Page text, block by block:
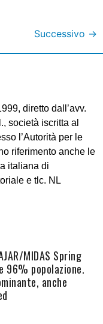
Successivo →
diretto dall’avv.
società iscritta al
l’Autorità per le
riferimento anche le
italiana di
e tlc. NL
MIDAS Spring
96% popolazione.
anche